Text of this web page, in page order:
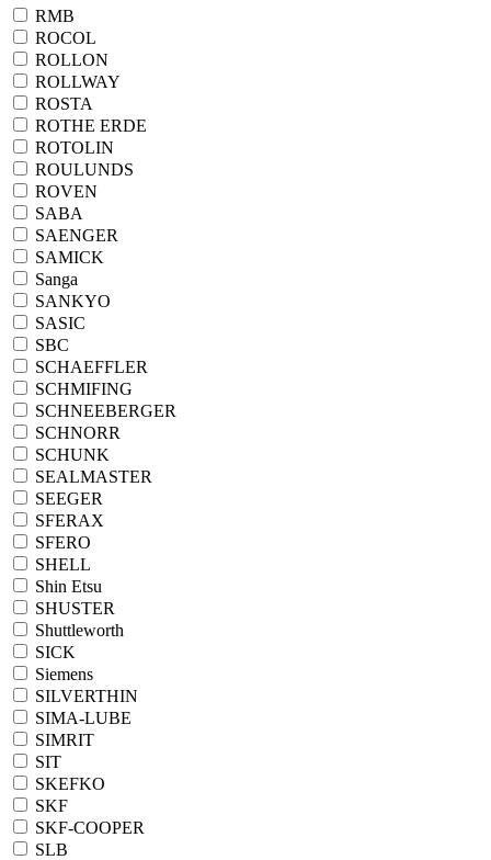
RMB
ROCOL
ROLLON
ROLLWAY
ROSTA
ROTHE ERDE
ROTOLIN
ROULUNDS
ROVEN
SABA
SAENGER
SAMICK
Sanga
SANKYO
SASIC
SBC
SCHAEFFLER
SCHMIFING
SCHNEEBERGER
SCHNORR
SCHUNK
SEALMASTER
SEEGER
SFERAX
SFERO
SHELL
Shin Etsu
SHUSTER
Shuttleworth
SICK
Siemens
SILVERTHIN
SIMA-LUBE
SIMRIT
SIT
SKEFKO
SKF
SKF-COOPER
SLB